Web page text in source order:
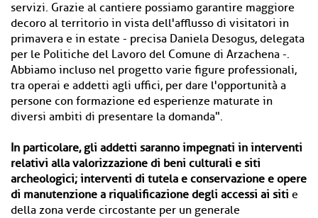
servizi. Grazie al cantiere possiamo garantire maggiore
decoro al territorio in vista dell'afflusso di visitatori in
primavera e in estate - precisa Daniela Desogus, delegata
per le Politiche del Lavoro del Comune di Arzachena -.
Abbiamo incluso nel progetto varie figure professionali,
tra operai e addetti agli uffici, per dare l'opportunità a
persone con formazione ed esperienze maturate in
diversi ambiti di presentare la domanda".
In particolare, gli addetti saranno impegnati in interventi
relativi alla valorizzazione di beni culturali e siti
archeologici; interventi di tutela e conservazione e opere
di manutenzione a riqualificazione degli accessi ai siti e
della zona verde circostante per un generale